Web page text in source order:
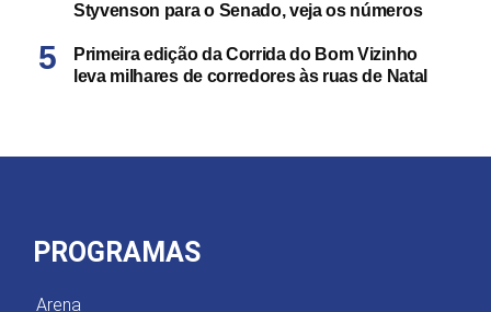
Styvenson para o Senado, veja os números
Primeira edição da Corrida do Bom Vizinho
leva milhares de corredores às ruas de Natal
PROGRAMAS
Arena